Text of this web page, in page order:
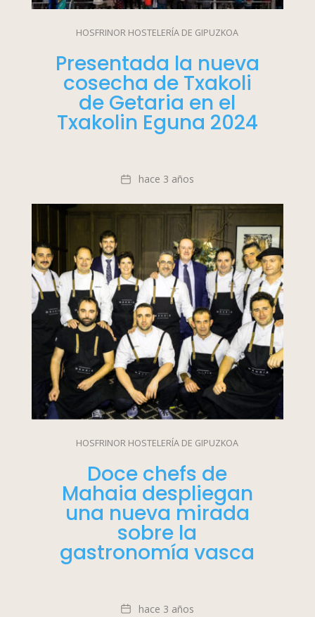
HOSFRINOR HOSTELERÍA DE GIPUZKOA
Presentada la nueva
cosecha de Txakoli
de Getaria en el
Txakolin Eguna 2024
Fechahace 3 años
HOSFRINOR HOSTELERÍA DE GIPUZKOA
Doce chefs de
Mahaia despliegan
una nueva mirada
sobre la
gastronomía vasca
Fechahace 3 años